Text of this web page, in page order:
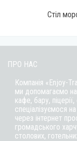
Стіл
ПРО НАС
Компанія «Enjoy-
ми допомагаємо
кафе, бару, піцерії,
спеціалізуємося
через інтернет
громадського
столових,